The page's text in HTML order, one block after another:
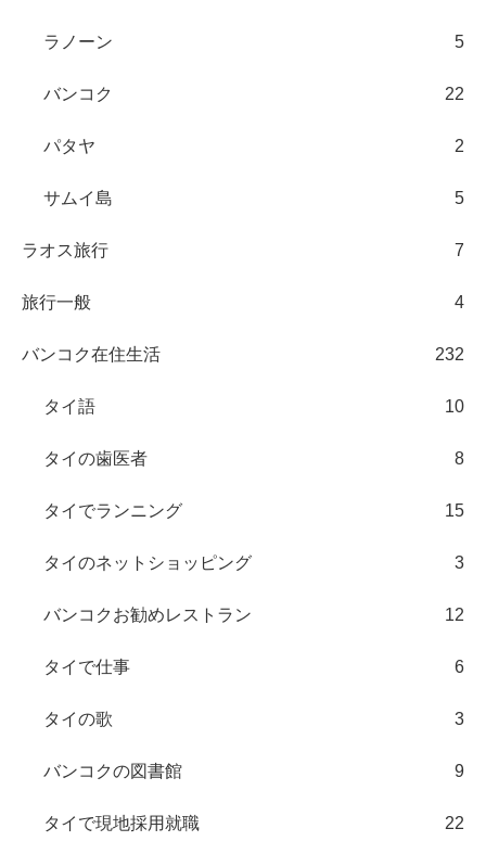
ラノーン 5
バンコク 22
パタヤ 2
サムイ島 5
ラオス旅行 7
旅行一般 4
バンコク在住生活 232
タイ語 10
タイの歯医者 8
タイでランニング 15
タイのネットショッピング 3
バンコクお勧めレストラン 12
タイで仕事 6
タイの歌 3
バンコクの図書館 9
タイで現地採用就職 22